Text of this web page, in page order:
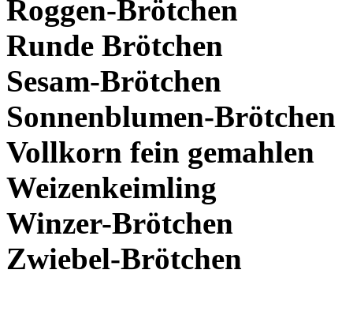
Roggen-Brötchen
Runde Brötchen
Sesam-Brötchen
Sonnenblumen-Brötchen
Vollkorn fein gemahlen
Weizenkeimling
Winzer-Brötchen
Zwiebel-Brötchen